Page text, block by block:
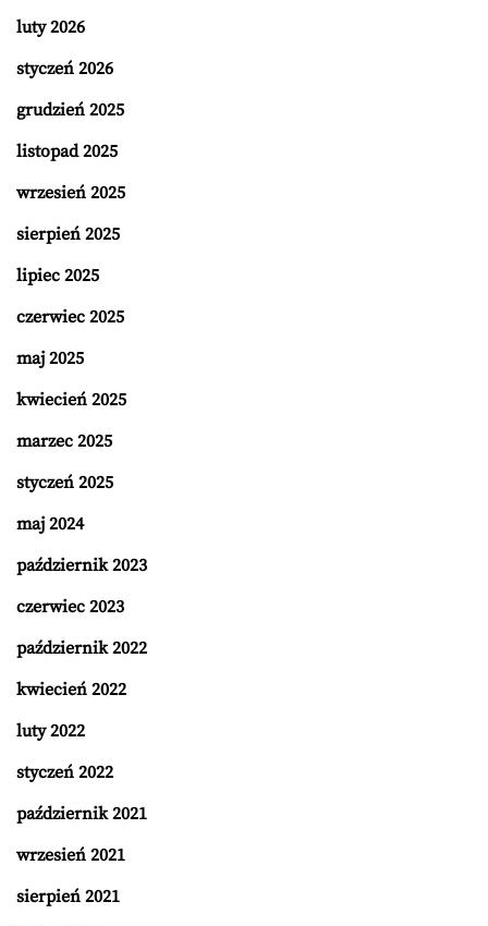
luty 2026
styczeń 2026
grudzień 2025
listopad 2025
wrzesień 2025
sierpień 2025
lipiec 2025
czerwiec 2025
maj 2025
kwiecień 2025
marzec 2025
styczeń 2025
maj 2024
październik 2023
czerwiec 2023
październik 2022
kwiecień 2022
luty 2022
styczeń 2022
październik 2021
wrzesień 2021
sierpień 2021